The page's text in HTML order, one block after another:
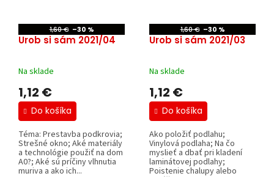
1,60 € –30 %
Urob si sám 2021/04
Na sklade
1,12 €
Do košíka
Téma: Prestavba podkrovia;
Strešné okno; Aké materiály
a technológie použiť na dom
A0?; Aké sú príčiny vlhnutia
muriva a ako ich...
1,60 € –30 %
Urob si sám 2021/03
Na sklade
1,12 €
Do košíka
Ako položiť podlahu;
Vinylová podlaha; Na čo
myslieť a dbať pri kladení
laminátovej podlahy;
Poistenie chalupy alebo
garáže proti...